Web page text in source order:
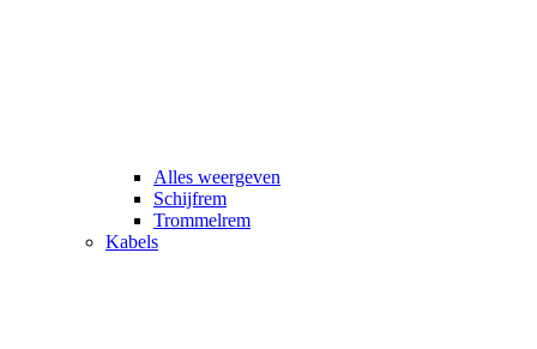
Alles weergeven
Schijfrem
Trommelrem
Kabels